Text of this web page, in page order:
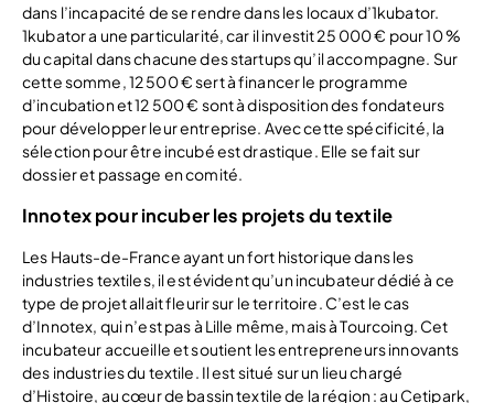
dans l’incapacité de se rendre dans les locaux d’1kubator.
1kubator a une particularité, car il investit 25 000 € pour 10 %
du capital dans chacune des startups qu’il accompagne. Sur
cette somme, 12 500 € sert à financer le programme
d’incubation et 12 500 € sont à disposition des fondateurs
pour développer leur entreprise. Avec cette spécificité, la
sélection pour être incubé est drastique. Elle se fait sur
dossier et passage en comité.
Innotex pour incuber les projets du textile
Les Hauts-de-France ayant un fort historique dans les
industries textiles, il est évident qu’un incubateur dédié à ce
type de projet allait fleurir sur le territoire. C’est le cas
d’Innotex, qui n’est pas à Lille même, mais à Tourcoing. Cet
incubateur accueille et soutient les entrepreneurs innovants
des industries du textile. Il est situé sur un lieu chargé
d’Histoire, au cœur de bassin textile de la région : au Cetipark,